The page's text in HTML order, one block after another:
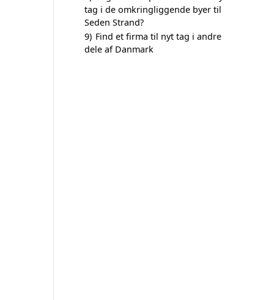
tag i de omkringliggende byer til
Seden Strand?
9) Find et firma til nyt tag i andre
dele af Danmark